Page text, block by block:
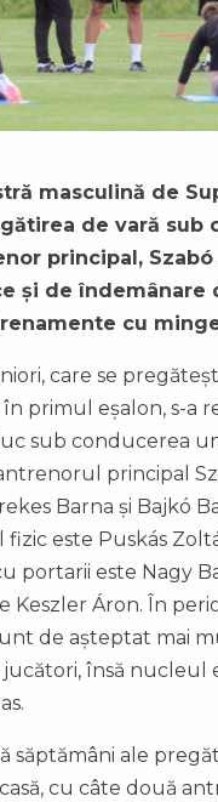
masculină de
de vară sub
principal, Szabó
și de îndemânare
cu
care se
primul eșalon, s-a
sub conducerea
principal
Barna și Bajkó
este Puskás
portarii este Nagy
Keszler Áron. În
de așteptat mai
însă nucleul
săptămâni ale
cu câte două